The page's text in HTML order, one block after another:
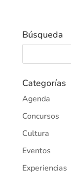
Búsqueda
Categorías
Agenda
Concursos
Cultura
Eventos
Experiencias